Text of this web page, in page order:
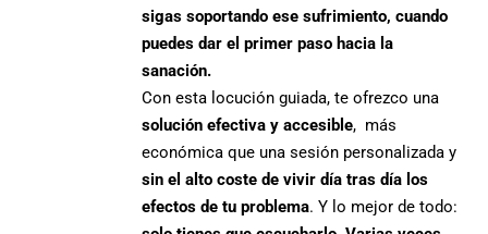
sigas soportando ese sufrimiento, cuando
puedes dar el primer paso hacia la
sanación.
Con esta locución guiada, te ofrezco una
solución efectiva y accesible, más
económica que una sesión personalizada y
sin el alto coste de vivir día tras día los
efectos de tu problema. Y lo mejor de todo: